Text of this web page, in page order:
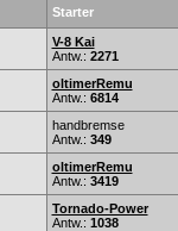
Starter
V-8 Kai
Antw.: 2271
oltimerRemu
Antw.: 6814
handbremse
Antw.: 349
oltimerRemu
Antw.: 3419
Tornado-Power
Antw.: 1038